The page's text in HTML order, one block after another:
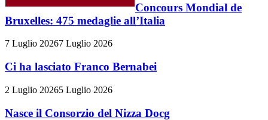
Concours Mondial de
Bruxelles: 475 medaglie all’Italia
7 Luglio 20267 Luglio 2026
Ci ha lasciato Franco Bernabei
2 Luglio 20265 Luglio 2026
Nasce il Consorzio del Nizza Docg